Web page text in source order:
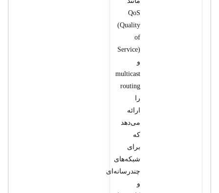
QoS
(Quality
of
Service)
و
multicast
routing
را
ارائه
می‌دهد
که
برای
شبکه‌های
چندرسانه‌ای
و